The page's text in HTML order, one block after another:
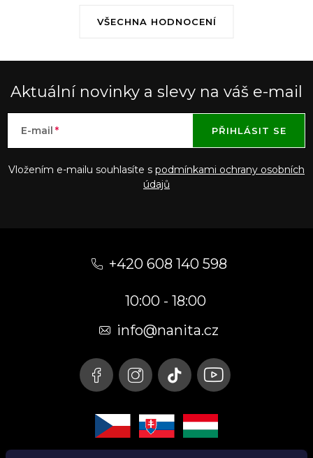
VŠECHNA HODNOCENÍ
Aktuální novinky a slevy na váš e-mail
E-mail
Vložením e-mailu souhlasíte s podmínkami ochrany osobních
údajů
PŘIHLÁSIT SE
+420 608 140 598
10:00 - 18:00
info@nanita.cz